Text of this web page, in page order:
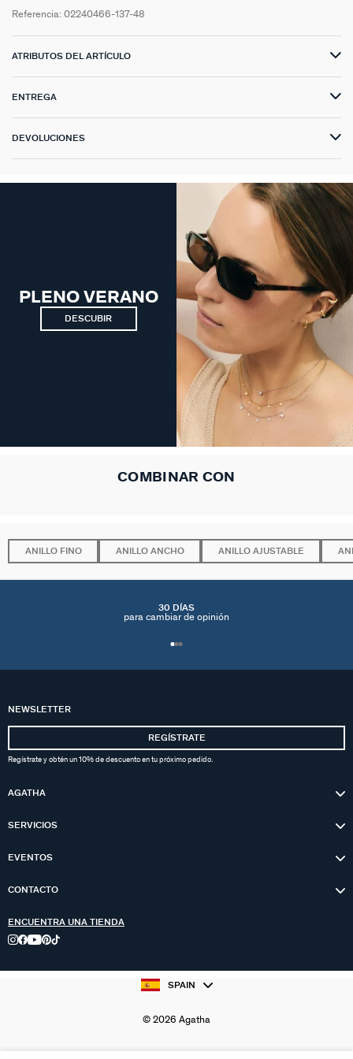
Referencia: 02240466-137-48
ATRIBUTOS DEL ARTÍCULO
ENTREGA
DEVOLUCIONES
PLENO VERANO
DESCUBIR
COMBINAR CON
ANILLO FINO ANILLO ANCHO ANILLO AJUSTABLE
30 DÍAS
para cambiar de opinión
NEWSLETTER
REGÍSTRATE
Regístrate y obtén un 10% de descuento en tu próximo pedido.
AGATHA
SERVICIOS
EVENTOS
CONTACTO
ENCUENTRA UNA TIENDA
SPAIN
© 2026 Agatha